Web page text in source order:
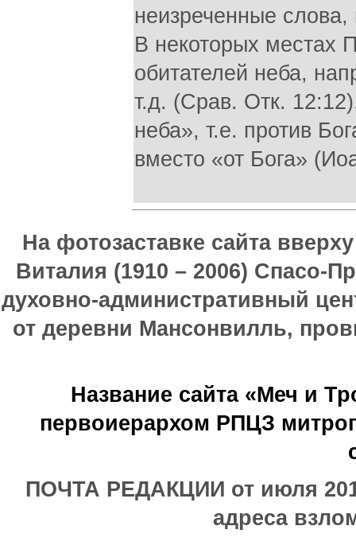
неизреченные слова,
В некоторых местах
обитателей неба,
т.д. (Срав. Отк.
неба», т.е. против
вместо «от Бога»
На фотозаставке сайта
Виталия (1910 – 2006) Спасо-
духовно-административный
от деревни Мансонвилль,
Название сайта «Меч и
первоиерархом РПЦЗ
ПОЧТА РЕДАКЦИИ от июля
адреса